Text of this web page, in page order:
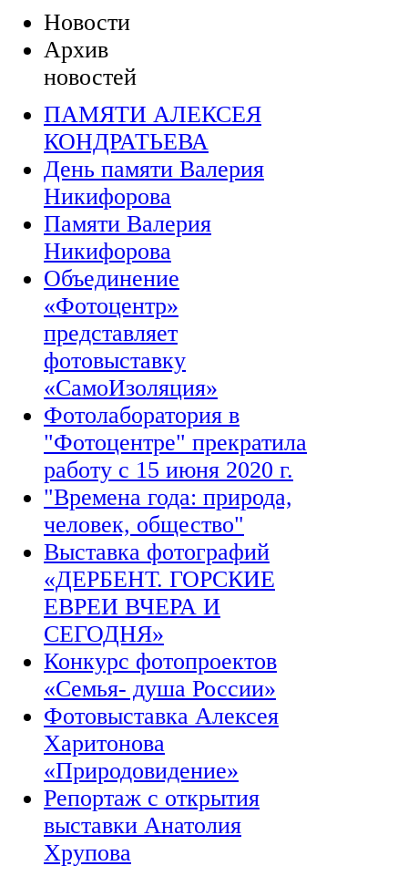
Новости
Архив
новостей
ПАМЯТИ АЛЕКСЕЯ
КОНДРАТЬЕВА
День памяти Валерия
Никифорова
Памяти Валерия
Никифорова
Объединение
«Фотоцентр»
представляет
фотовыставку
«СамоИзоляция»
Фотолаборатория в
"Фотоцентре" прекратила
работу с 15 июня 2020 г.
"Времена года: природа,
человек, общество"
Выставка фотографий
«ДЕРБЕНТ. ГОРСКИЕ
ЕВРЕИ ВЧЕРА И
СЕГОДНЯ»
Конкурс фотопроектов
«Семья- душа России»
Фотовыставка Алексея
Харитонова
«Природовидение»
Репортаж с открытия
выставки Анатолия
Хрупова